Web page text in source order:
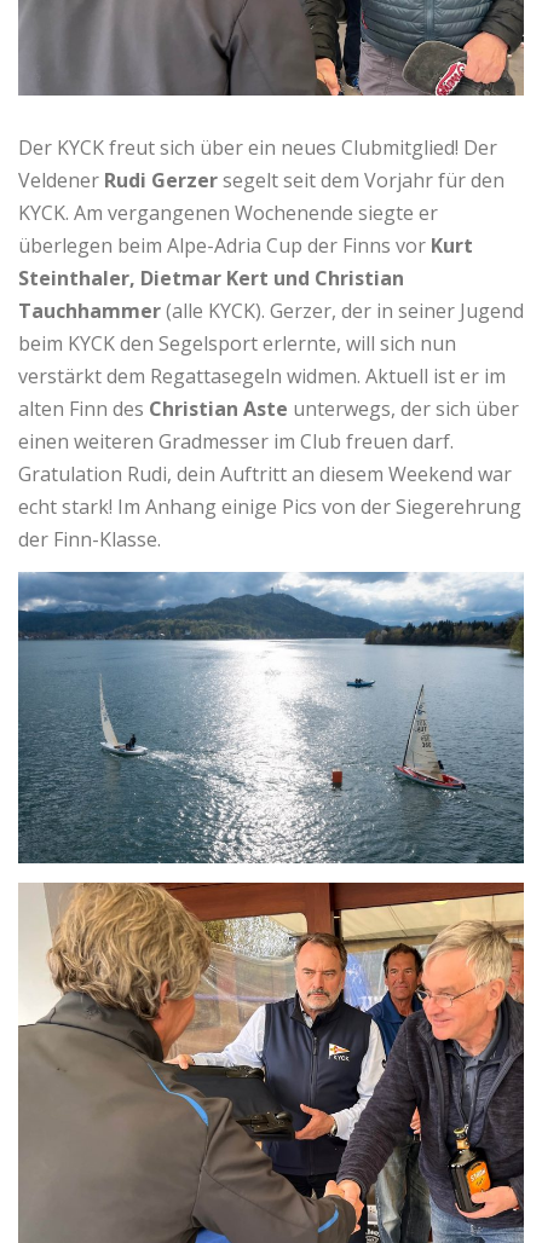
Der KYCK freut sich über ein neues Clubmitglied! Der
Veldener Rudi Gerzersegelt seit dem Vorjahr für den
KYCK. Am vergangenen Wochenende siegte er
überlegen beim Alpe-Adria Cup der Finns vor Kurt
Steinthaler, Dietmar Kert und Christian
Tauchhammer(alle KYCK). Gerzer, der in seiner Jugend
beim KYCK den Segelsport erlernte, will sich nun
verstärkt dem Regattasegeln widmen. Aktuell ist er im
alten Finn des Christian Aste unterwegs, der sich über
einen weiteren Gradmesser im Club freuen darf.
Gratulation Rudi, dein Auftritt an diesem Weekend war
echt stark! Im Anhang einige Pics von der Siegerehrung
der Finn-Klasse.